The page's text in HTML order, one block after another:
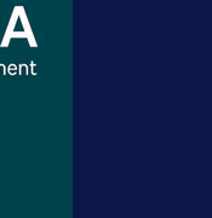
Svjetskog